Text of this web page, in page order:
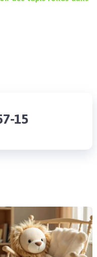
15